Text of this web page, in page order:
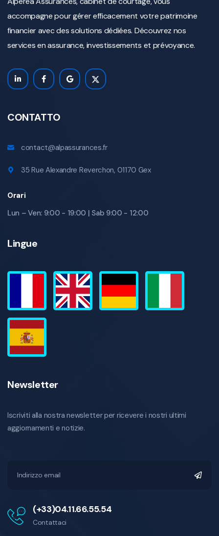
accompagne pour gérer efficacement votre patrimoine
financier avec des solutions dédiées. Découvrez nos
services en assurance, investissements et prévoyance.
CONTATTO
contact@alpassurances.fr
35 Rue Alexandre Reverchon, 01170 Gex
Orari
Lun – Ven: 9:00 - 19:00 | Sab 9:00 - 12:00
Lingue
Newsletter
Iscriviti alla nostra newsletter per ricevere i nostri ultimi
aggiornamenti e notizie.
(+33)04.11.66.55.54
Contattaci